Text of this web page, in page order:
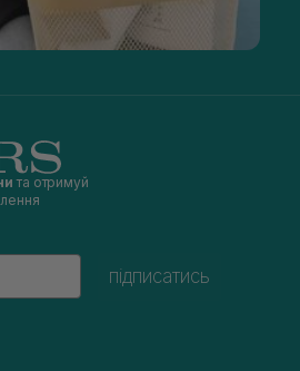
та отримуй
підписатись